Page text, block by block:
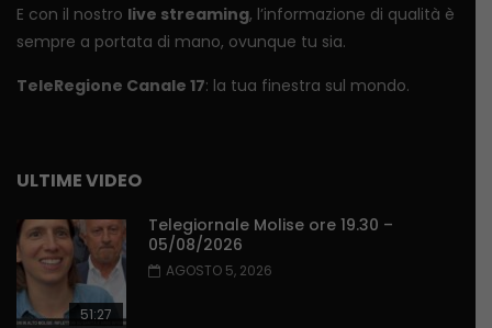
E con il nostro live streaming, l’informazione di qualità è
sempre a portata di mano, ovunque tu sia.
TeleRegione Canale 17: la tua finestra sul mondo.
ULTIME VIDEO
51:27
Telegiornale Molise ore 19.30 –
05/08/2026
AGOSTO 5, 2026